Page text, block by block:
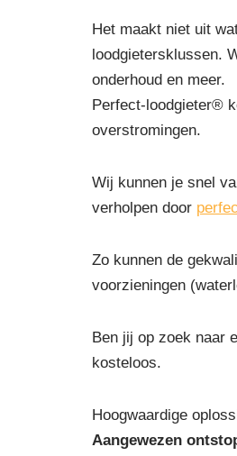
Het maakt niet uit
loodgietersklussen.
onderhoud en meer.
Perfect-loodgieter®
overstromingen.
Wij kunnen je snel
verholpen door
Zo kunnen de
voorzieningen
Ben jij op zoek naar
kosteloos.
Hoogwaardige
Aangewezen